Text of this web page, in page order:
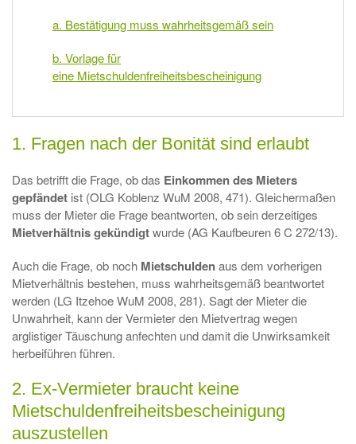
a. Bestätigung muss wahrheitsgemäß sein
b. Vorlage für
eine Mietschuldenfreiheitsbescheinigung
1. Fragen nach der Bonität sind erlaubt
Das betrifft die Frage, ob das Einkommen des Mieters
gepfändet ist (OLG Koblenz WuM 2008, 471). Gleichermaßen
muss der Mieter die Frage beantworten, ob sein derzeitiges
Mietverhältnis gekündigtwurde (AG Kaufbeuren 6 C 272/13).
Auch die Frage, ob noch Mietschuldenaus dem vorherigen
Mietverhältnis bestehen, muss wahrheitsgemäß beantwortet
werden (LG Itzehoe WuM 2008, 281). Sagt der Mieter die
Unwahrheit, kann der Vermieter den Mietvertrag wegen
arglistiger Täuschung anfechten und damit die Unwirksamkeit
herbeiführen führen.
2. Ex-Vermieter braucht keine
Mietschuldenfreiheitsbescheinigung
auszustellen